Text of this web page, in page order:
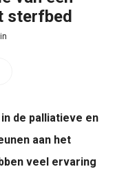
sterfbed
de palliatieve en
aan het
veel ervaring